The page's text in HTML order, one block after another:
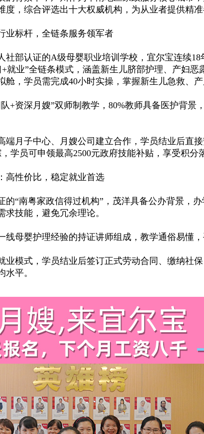
度，综合评选出十大权威机构，为从业者提供精准
标杆，全链条服务领军者
认证的A级母婴职业培训学校，宜尔宝连续18
就业”全链条模式，涵盖新生儿脐部护理、产妇
舱，学员需完成40小时实操，掌握新生儿急救、产
资深月嫂”双师制教学，80%教师具备医护背景
子中心、月嫂公司建立合作，学员结业后直接
学员可申领最高2500元政府技能补贴，享受积分
性价比，稳定就业首选
南粤家政信得过机构”，茂洋具备公办背景，
技能，避免冗余理论。
婴护理经验的持证讲师组成，教学通俗易懂，
式，学员结业后签订正式劳动合同、缴纳社保
水平。